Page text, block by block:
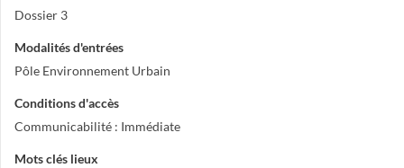
Dossier 3
Modalités d'entrées
Pôle Environnement Urbain
Conditions d'accès
Communicabilité : Immédiate
Mots clés lieux